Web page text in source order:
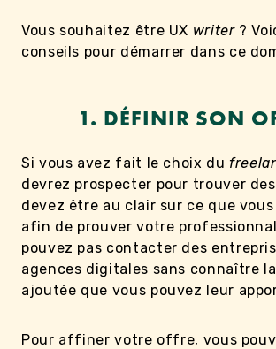
Vous souhaitez être UX writer?
conseils pour démarrer dans ce
1. DÉFINIR SON
Si vous avez fait le choix du
devrez prospecter pour trouver
devez être au clair sur ce que vous
afin de prouver votre
pouvez pas contacter des
agences digitales sans connaître
ajoutée que vous pouvez leur
Pour affiner votre offre, vous